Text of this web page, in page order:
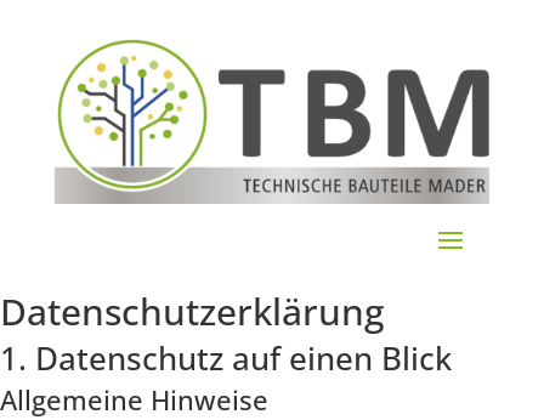
Datenschutz­erklärung
1. Datenschutz auf einen Blick
Allgemeine Hinweise